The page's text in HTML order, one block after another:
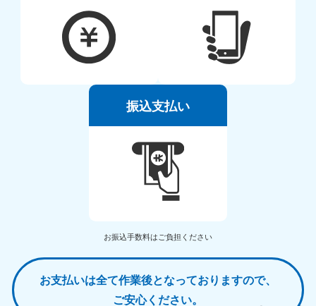
振込支払い
お振込手数料はご負担ください
お支払いは全て作業後となっておりますので、
ご安心ください。